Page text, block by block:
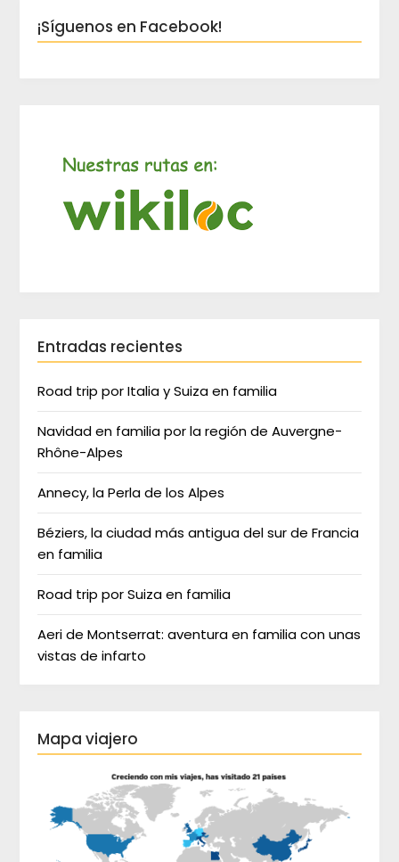
¡Síguenos en Facebook!
Entradas recientes
Road trip por Italia y Suiza en familia
Navidad en familia por la región de Auvergne-
Rhône-Alpes
Annecy, la Perla de los Alpes
Béziers, la ciudad más antigua del sur de Francia
en familia
Road trip por Suiza en familia
Aeri de Montserrat: aventura en familia con unas
vistas de infarto
Mapa viajero